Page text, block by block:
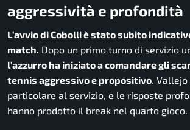
aggressività e profondità
L’avvio di Cobolli è stato subito
match. Dopo un primo turno di servizio
l’azzurro ha iniziato a comandare gli
tennis aggressivo e propositivo.
particolare al servizio, e le risposte
hanno prodotto il break nel quarto gioco.